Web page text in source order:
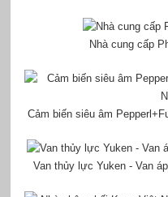
Nhà cung cấp
Cảm biến siêu âm
Van thủy lực Yuken - Van